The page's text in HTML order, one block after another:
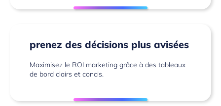
prenez des décisions plus avisées
Maximisez le ROI marketing grâce à des tableaux
de bord clairs et concis.